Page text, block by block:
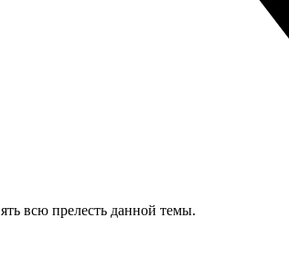
всю прелесть данной темы.